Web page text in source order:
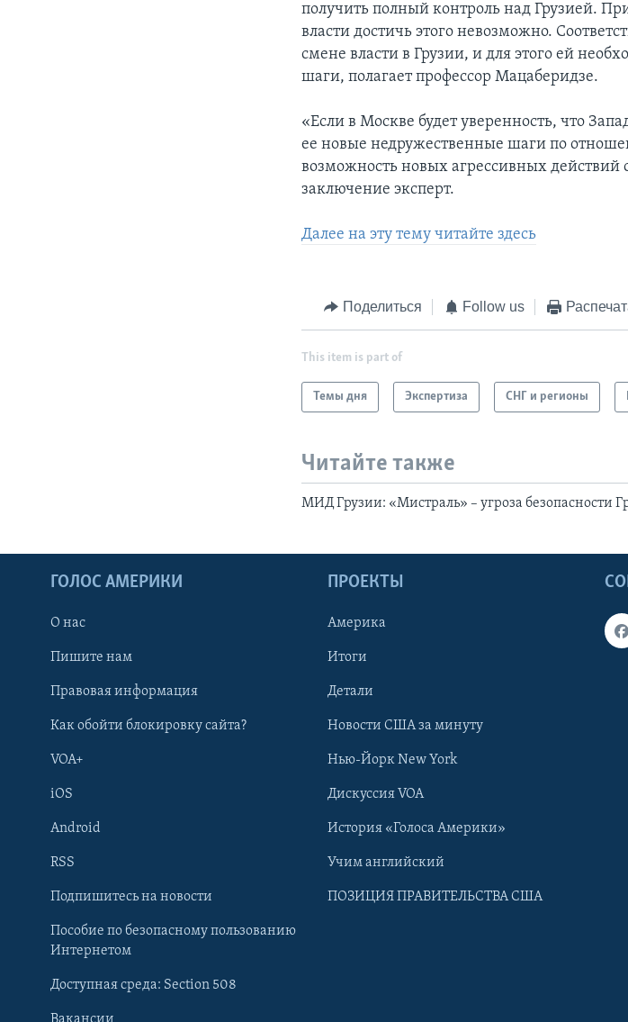
Learning English
получить полный контроль над Грузией.
власти достичь этого невозможно.
смене власти в Грузии, и для этого ей
шаги, полагает профессор Мацаберидзе.
«Если в Москве будет уверенность, что
ее новые недружественные шаги по
возможность новых агрессивных действий
заключение эксперт.
Далее на эту тему читайте здесь
Поделиться Follow us
This item is part of
Темы дня Экспертиза СНГ и регионы
Читайте также
МИД Грузии: «Мистраль» – угроза безопасности
ГОЛОС АМЕРИКИ
О нас
Пишите нам
Правовая информация
Как обойти блокировку сайта?
VOA+
iOS
Android
RSS
Подпишитесь на новости
Пособие по безопасному пользованию
Интернетом
Доступная среда: Section 508
ПРОЕКТЫ
Америка
Итоги
Детали
Новости США за минуту
Нью-Йорк New York
Дискуссия VOA
История «Голоса Америки»
Учим английский
ПОЗИЦИЯ ПРАВИТЕЛЬСТВА США